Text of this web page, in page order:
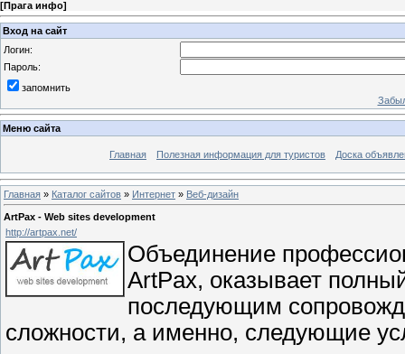
[Прага инфо]
Вход на сайт
Логин:
Пароль:
запомнить
Меню сайта
Главная Полезная информация для туристов Доска
Главная » Каталог сайтов » Интернет » Веб-дизайн
ArtPax - Web sites development
http://artpax.net/
Объединение
ArtPax, оказывает
последующим
сложности, а именно, следующие